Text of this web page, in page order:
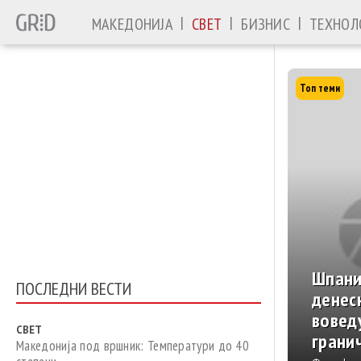
МАКЕДОНИЈА | СВЕТ | БИЗНИС |
ПОСЛЕДНИ ВЕСТИ
СВЕТ
Македонија под вршник: Температури до 40
Галерии и
воена